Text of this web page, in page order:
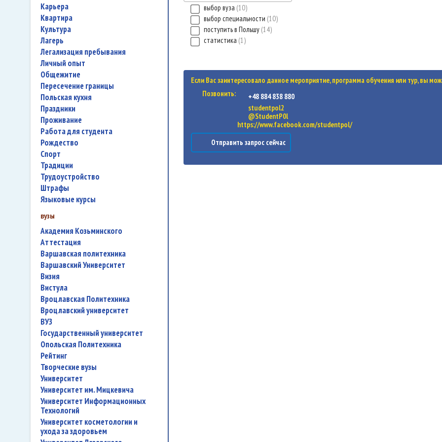
карьера
квартира
культура
лагерь
легализация пребывания
личный опыт
общежитие
пересечение границы
польская кухня
праздники
проживание
работа для студента
Рождество
спорт
традиции
трудоустройство
штрафы
языковые курсы
вузы
Академия Козьминского
аттестация
Варшавская политехника
Варшавский Университет
Визия
Вистула
Вроцлавская Политехника
Вроцлавский университет
ВУЗ
государственный университет
Опольская Политехника
рейтинг
творческие вузы
университет
Университет им. Мицкевича
Университет Информационных
Технологий
университет косметологии и
ухода за здоровьем
выбор вуза 10
выбор специальности 10
поступить в Польшу 14
статистика 1
Если Вас заинтересовало данное мероприятие, программа обучения или тур, вы
Позвонить:
+48 884 838 880
studentpol2
@StudentP0l
https://www.facebook.com/studentpol/
Отправить запрос сейчас